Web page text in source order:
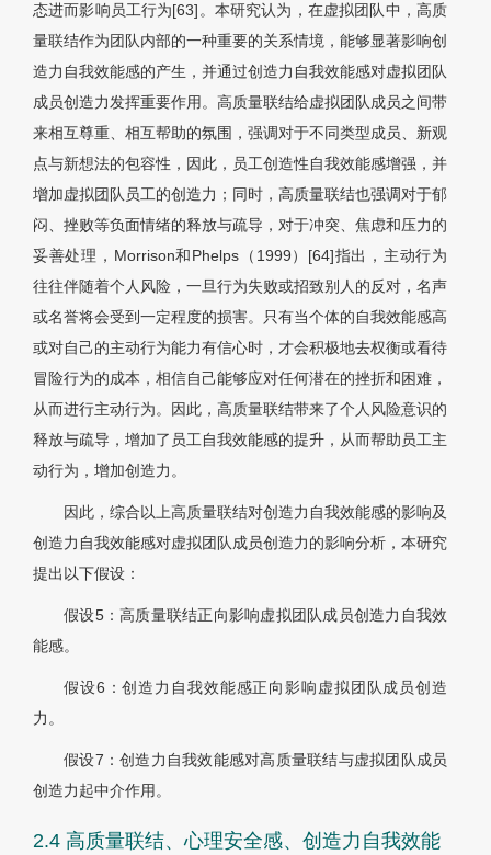
态进而影响员工行为[63]。本研究认为，在虚拟团队中，高质
量联结作为团队内部的一种重要的关系情境，能够显著影响创
造力自我效能感的产生，并通过创造力自我效能感对虚拟团队
成员创造力发挥重要作用。高质量联结给虚拟团队成员之间带
来相互尊重、相互帮助的氛围，强调对于不同类型成员、新观
点与新想法的包容性，因此，员工创造性自我效能感增强，并
增加虚拟团队员工的创造力；同时，高质量联结也强调对于郁
闷、挫败等负面情绪的释放与疏导，对于冲突、焦虑和压力的
妥善处理，Morrison和Phelps（1999）[64]指出，主动行为
往往伴随着个人风险，一旦行为失败或招致别人的反对，名声
或名誉将会受到一定程度的损害。只有当个体的自我效能感高
或对自己的主动行为能力有信心时，才会积极地去权衡或看待
冒险行为的成本，相信自己能够应对任何潜在的挫折和困难，
从而进行主动行为。因此，高质量联结带来了个人风险意识的
释放与疏导，增加了员工自我效能感的提升，从而帮助员工主
动行为，增加创造力。
因此，综合以上高质量联结对创造力自我效能感的影响及
创造力自我效能感对虚拟团队成员创造力的影响分析，本研究
提出以下假设：
假设5：高质量联结正向影响虚拟团队成员创造力自我效
能感。
假设6：创造力自我效能感正向影响虚拟团队成员创造
力。
假设7：创造力自我效能感对高质量联结与虚拟团队成员
创造力起中介作用。
2.4 高质量联结、心理安全感、创造力自我效能